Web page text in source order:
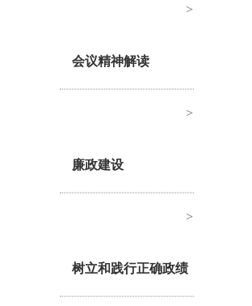
>
会议精神解读
>
廉政建设
>
树立和践行正确政绩